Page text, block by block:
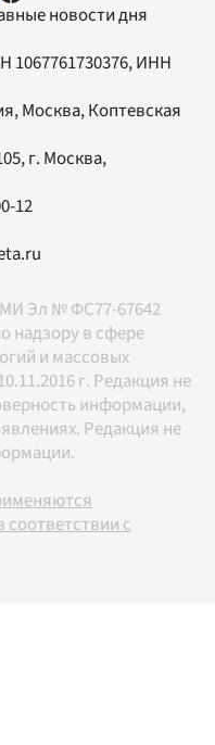
новости дня
1067761730376, ИНН
Москва, Коптевская
, г. Москва,
12
Эл № ФС77-67642
надзору в сфере
и массовых
г. Редакция не
информации,
Редакция не
с